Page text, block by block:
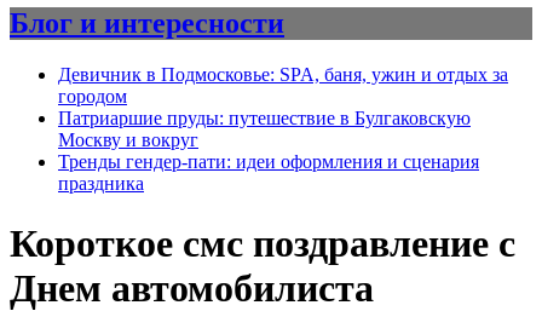
Блог и интересности
Девичник в Подмосковье: SPA, баня, ужин и отдых за
городом
Патриаршие пруды: путешествие в Булгаковскую
Москву и вокруг
Тренды гендер-пати: идеи оформления и сценария
праздника
Короткое смс поздравление с
Днем автомобилиста